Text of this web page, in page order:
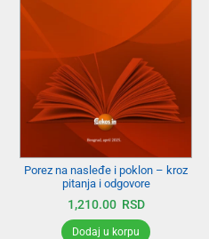
Porez na nasleđe i poklon – kroz
pitanja i odgovore
1,210.00 RSD
Dodaj u korpu